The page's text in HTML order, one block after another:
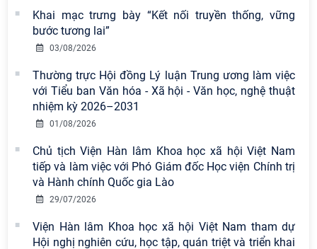
Khai mạc trưng bày “Kết nối truyền thống, vững
bước tương lai”
03/08/2026
Thường trực Hội đồng Lý luận Trung ương làm việc
với Tiểu ban Văn hóa - Xã hội - Văn học, nghệ thuật
nhiệm kỳ 2026–2031
01/08/2026
Chủ tịch Viện Hàn lâm Khoa học xã hội Việt Nam
tiếp và làm việc với Phó Giám đốc Học viện Chính trị
và Hành chính Quốc gia Lào
29/07/2026
Viện Hàn lâm Khoa học xã hội Việt Nam tham dự
Hội nghị nghiên cứu, học tập, quán triệt và triển khai
khích tại Cuộc thi chính luận bảo vệ
nền tảng tư tưởng của Đảng năm
2026
Chi bộ Viện Sử học tổ chức Tọa đàm
chuyên đề: Đẩy mạnh học tập, thực
hành tư tưởng, đạo đức, phương
pháp, phong cách Hồ Chí Minh trong
Hội thảo khoa học quốc tế “Không
gian phát triển Việt Nam trong kỷ
nguyên mới: Định hướng chiến lược
vào thứ ba, ngày 28/7/2026